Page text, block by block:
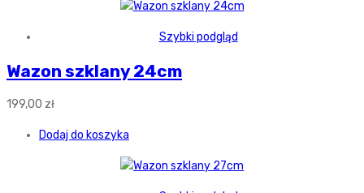
Szybki podgląd
Wazon szklany 24cm
199,00 zł
Dodaj do koszyka